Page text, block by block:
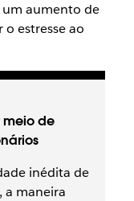
aumento de
estresse ao
meio de
inédita de
a maneira